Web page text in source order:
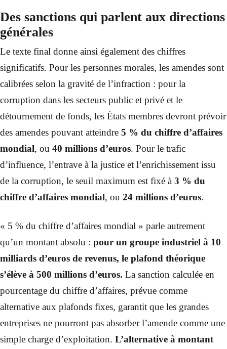
Des sanctions qui parlent aux directions
générales
Le texte final donne ainsi également des chiffres
significatifs. Pour les personnes morales, les amendes sont
calibrées selon la gravité de l’infraction : pour la
corruption dans les secteurs public et privé et le
détournement de fonds, les États membres devront prévoir
des amendes pouvant atteindre 5 % du chiffre d’affaires
mondial, ou 40 millions d’euros. Pour le trafic
d’influence, l’entrave à la justice et l’enrichissement issu
de la corruption, le seuil maximum est fixé à 3 % du
chiffre d’affaires mondial, ou 24 millions d’euros.
« 5 % du chiffre d’affaires mondial » parle autrement
qu’un montant absolu : pour un groupe industriel à 10
milliards d’euros de revenus, le plafond théorique
s’élève à 500 millions d’euros. La sanction calculée en
pourcentage du chiffre d’affaires, prévue comme
alternative aux plafonds fixes, garantit que les grandes
entreprises ne pourront pas absorber l’amende comme une
simple charge d’exploitation. L’alternative à montant